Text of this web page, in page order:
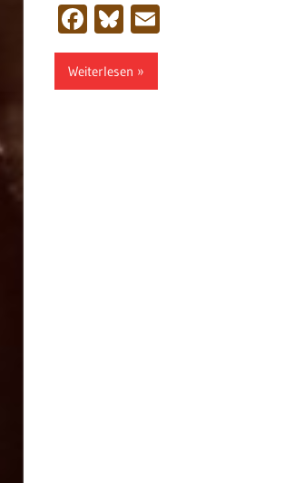
Facebook
Bluesky
Email
Weiterlesen